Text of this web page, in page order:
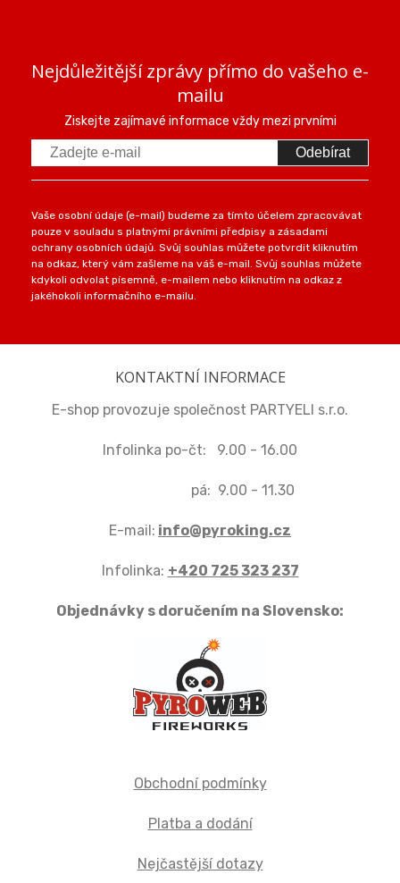
Nejdůležitější zprávy přímo do vašeho e-
mailu
Ziskejte zajímavé informace vždy mezi prvními
Odebírat
Vaše osobní údaje (e-mail) budeme za tímto účelem zpracovávat
pouze v souladu s platnými právními předpisy a zásadami
ochrany osobních údajů. Svůj souhlas můžete potvrdit kliknutím
na odkaz, který vám zašleme na váš e-mail. Svůj souhlas můžete
kdykoli odvolat písemně, e-mailem nebo kliknutím na odkaz z
jakéhokoli informačního e-mailu.
KONTAKTNÍ INFORMACE
E-shop provozuje společnost PARTYELI s.r.o.
Infolinka po-čt: 9.00 - 16.00
pá: 9.00 - 11.30
E-mail: info@pyroking.cz
Infolinka: +420 725 323 237
Objednávky s doručením na Slovensko:
Obchodní podmínky
Platba a dodání
Nejčastější dotazy